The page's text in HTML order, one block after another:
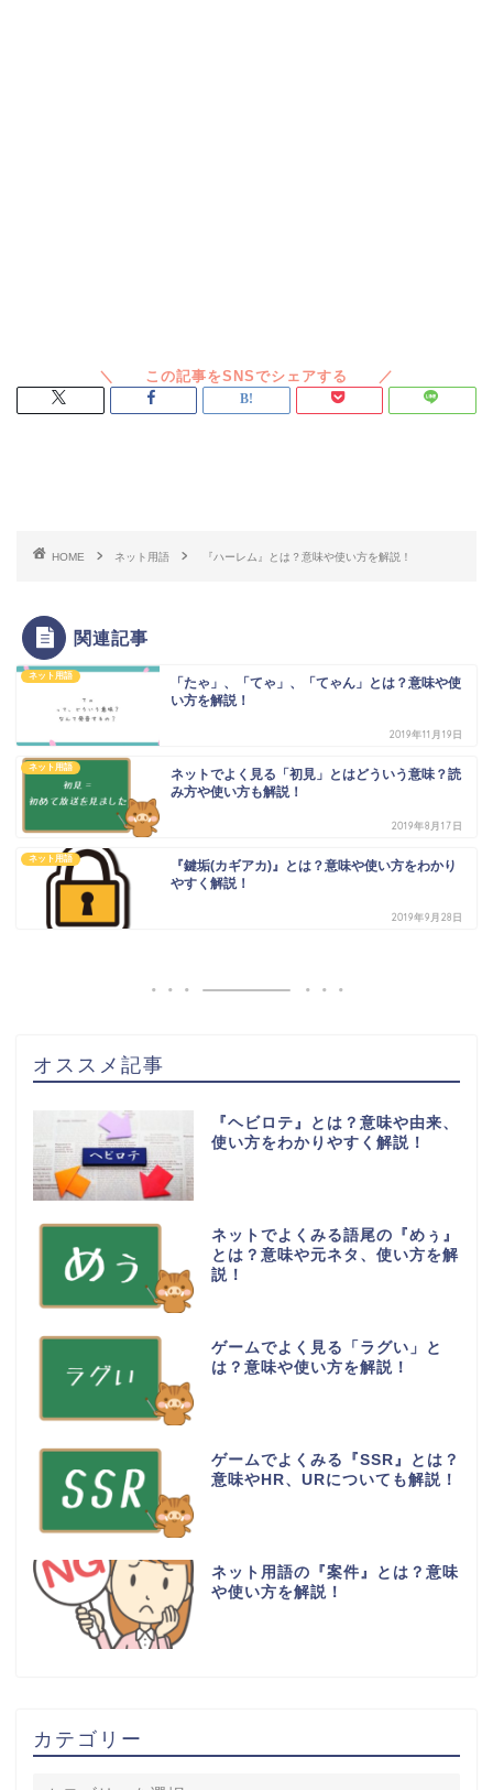
HOME ネット用語 『ハーレム』とは？意味や使い方を解説！
関連記事
ネット用語
「たゃ」、「てゃ」、「てゃん」とは？意味や使
い方を解説！
2019年11月19日
ネット用語
ネットでよく見る「初見」とはどういう意味？読
み方や使い方も解説！
2019年8月17日
ネット用語
『鍵垢(カギアカ)』とは？意味や使い方をわかり
やすく解説！
2019年9月28日
オススメ記事
『ヘビロテ』とは？意味や由来、
使い方をわかりやすく解説！
ネットでよくみる語尾の『めぅ』
とは？意味や元ネタ、使い方を解
説！
ゲームでよく見る「ラグい」と
は？意味や使い方を解説！
ゲームでよくみる『SSR』とは？
意味やHR、URについても解説！
ネット用語の『案件』とは？意味
や使い方を解説！
カテゴリー